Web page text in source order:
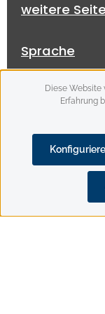
weitere
Sprache
Versandkosten
Diese Website
Erfahrung